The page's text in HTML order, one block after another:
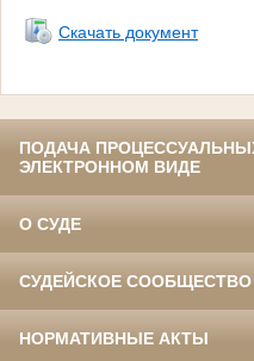
Скачать документ
ПОДАЧА
ЭЛЕКТРОННОМ ВИДЕ
О СУДЕ
СУДЕЙСКОЕ СООБЩЕСТВО
НОРМАТИВНЫЕ АКТЫ